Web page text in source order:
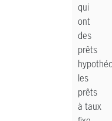
qui
ont
des
prêts
les
prêts
à taux